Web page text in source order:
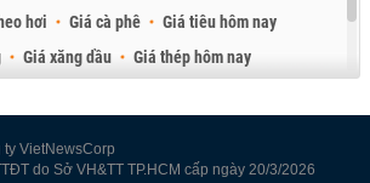
hơi Giá cà phê
Giá tiêu hôm nay
Giá xăng dầu
Giá thép hôm nay
VietNewsCorp
do Sở VH&TT TP.HCM cấp ngày 20/3/2026